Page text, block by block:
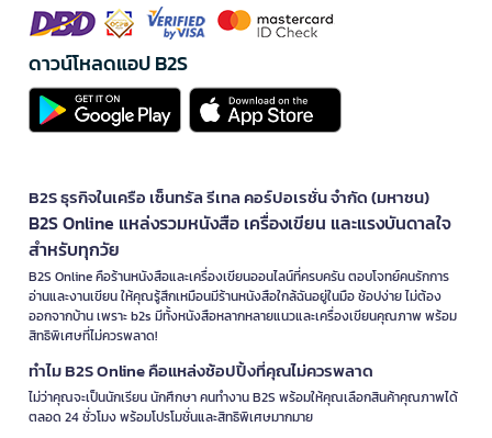
ดาวน์โหลดแอป B2S
B2S ธุรกิจในเครือ เซ็นทรัล รีเทล คอร์ปอเรชั่น จำกัด (มหาชน)
B2S Online แหล่งรวมหนังสือ เครื่องเขียน และแรงบันดาลใจ
สำหรับทุกวัย
B2S Online คือร้านหนังสือและเครื่องเขียนออนไลน์ที่ครบครัน ตอบโจทย์คนรักการ
อ่านและงานเขียน ให้คุณรู้สึกเหมือนมีร้านหนังสือใกล้ฉันอยู่ในมือ ช้อปง่าย ไม่ต้อง
ออกจากบ้าน เพราะ b2s มีทั้งหนังสือหลากหลายแนวและเครื่องเขียนคุณภาพ พร้อม
สิทธิพิเศษที่ไม่ควรพลาด!
ทำไม B2S Online คือแหล่งช้อปปิ้งที่คุณไม่ควรพลาด
ไม่ว่าคุณจะเป็นนักเรียน นักศึกษา คนทำงาน B2S พร้อมให้คุณเลือกสินค้าคุณภาพได้
ตลอด 24 ชั่วโมง พร้อมโปรโมชั่นและสิทธิพิเศษมากมาย